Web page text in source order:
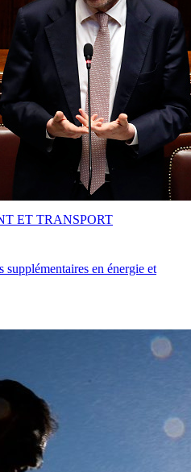
supplémentaires en énergie et
ET TRANSPORT